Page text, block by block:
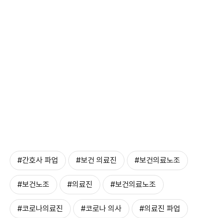
#간호사 파업 #보건 의료진 #보건의료노조
#보건노조 #의료진 #보건의료노조
#코로나의료진 #코로나 의사 #의료진 파업